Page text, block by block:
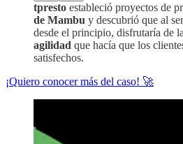
tpresto estableció proyectos de
de Mambu y descubrió que al
desde el principio, disfrutaría de la
agilidad que hacía que los
satisfechos.
¡Quiero conocer más del caso! 🚀